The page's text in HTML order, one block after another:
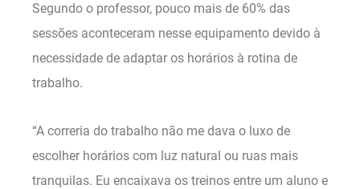
Segundo o professor, pouco mais de 60% das
sessões aconteceram nesse equipamento devido à
necessidade de adaptar os horários à rotina de
trabalho.
“A correria do trabalho não me dava o luxo de
escolher horários com luz natural ou ruas mais
tranquilas. Eu encaixava os treinos entre um aluno e